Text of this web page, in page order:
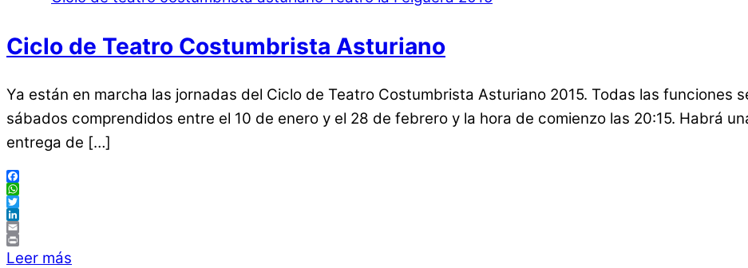
Ciclo de Teatro Costumbrista Asturiano
Ya están en marcha las jornadas del Ciclo de Teatro Costumbrista Asturiano 2015. Todas las funciones
sábados comprendidos entre el 10 de enero y el 28 de febrero y la hora de comienzo las 20:15. Habrá
entrega de […]
Facebook
WhatsApp
Twitter
LinkedIn
Email
Print
Leer más